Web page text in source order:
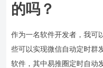
的吗？
作为一名软件开发者，我可
些可以实现微信自动定时群
软件，其中易推圈定时自动